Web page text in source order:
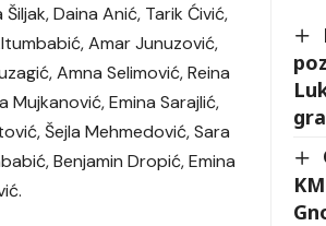
Daina Anić, Tarik Ćivić,
Amar Junuzović,
Amna Selimović, Reina
Mujkanović, Emina Sarajlić,
Šejla Mehmedović, Sara
Benjamin Dropić, Emina